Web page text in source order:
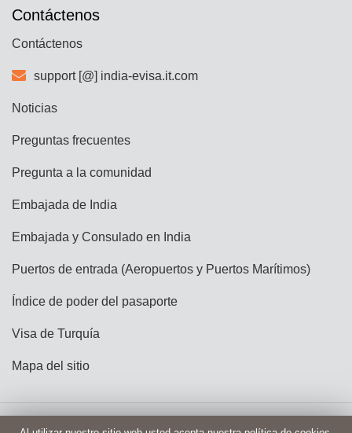
Contáctenos
Contáctenos
support [@] india-evisa.it.com
Noticias
Preguntas frecuentes
Pregunta a la comunidad
Embajada de India
Embajada y Consulado en India
Puertos de entrada (Aeropuertos y Puertos Marítimos)
Índice de poder del pasaporte
Visa de Turquía
Mapa del sitio